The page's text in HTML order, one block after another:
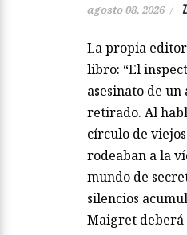
agosto 08, 2026 /
La propia
libro: “El
asesinato de
retirado. Al
círculo de
rodeaban a la
mundo de
silencios
Maigret